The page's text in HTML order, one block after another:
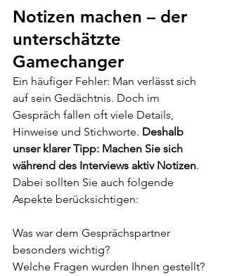
Notizen machen – der
unterschätzte
Gamechanger
Ein häufiger Fehler: Man verlässt sich
auf sein Gedächtnis. Doch im
Gespräch fallen oft viele Details,
Hinweise und Stichworte. Deshalb
unser klarer Tipp: Machen Sie sich
während des Interviews aktiv Notizen.
Dabei sollten Sie auch folgende
Aspekte berücksichtigen:
Was war dem Gesprächspartner
besonders wichtig?
Welche Fragen wurden Ihnen gestellt?